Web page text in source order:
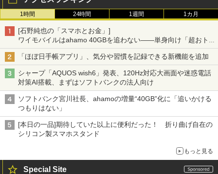
1時間 24時間 1週間 1カ月
[石野純也の「スマホとお金」]
ワイモバイルはahamo 40GBを追わない――単身向け「超おトク
割」の安さと1年限定の注意点
「ほぼ日手帳アプリ」、気分や習慣を記録できる新機能を追加
シャープ「AQUOS wish6」発表、120Hz対応大画面や迷惑電話
対策AI搭載、まずはソフトバンクの法人向け
ソフトバンク宮川社長、ahamoの増量“40GB”化に「追いかける
つもりはない」
[本日の一品]期待していた以上に便利だった！ 折り曲げ自在の
シリコン製スマホスタンド
もっと見る
Special Site